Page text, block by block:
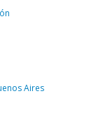
Aires